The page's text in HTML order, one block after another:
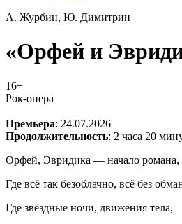
А. Журбин, Ю. Димитрин
«Орфей и
16+
Рок-опера
Премьера: 24.07.2026
Продолжительность: 2 часа 20
Орфей, Эвридика — начало романа,
Где всё так безоблачно, всё без
Где звёздные ночи, движения тела,